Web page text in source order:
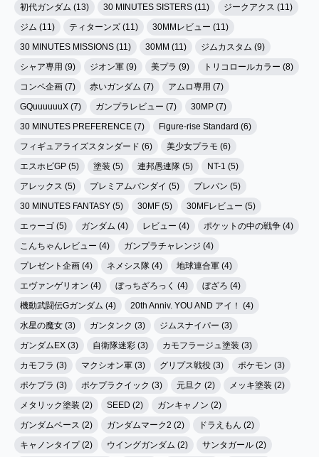
初代ガンダム (13)
30 MINUTES SISTERS (11)
ジークアクス (11)
ジム (11)
ティターンズ (11)
30MMレビュー (11)
30 MINUTES MISSIONS (11)
30MM (11)
ジムカスタム (9)
シャア専用 (9)
ジオン軍 (9) 美プラ (9)
トリコロールカラー (8)
コンペ企画 (7)
赤いガンダム (7)
アムロ専用 (7)
GQuuuuuuX (7)
ガンプラレビュー (7)
30MP (7)
30 MINUTES PREFERENCE (7)
Figure-rise Standard (6)
フィギュアライズスタンダード (6)
美少女プラモ (6)
エスホビGP (5)
塗装 (5) 連邦愚連隊 (5)
NT-1 (5)
アレックス (5)
プレミアムバンダイ (5)
プレバン (5)
30 MINUTES FANTASY (5)
30MF (5)
30MFレビュー (5)
エゥーゴ (5)
ガンダム (4) レビュー (4)
ポケットの中の戦争 (4)
こんちゃんレビュー (4)
ガンプラチャレンジ (4)
プレゼント企画 (4)
ネメシス隊 (4)
地球連合軍 (4)
エヴァンゲリオン (4)
ぼっちざろっく (4)
ぼざろ (4)
機動武闘伝Gガンダム (4)
20th Anniv. YOU AND アイ！ (4)
水星の魔女 (3)
ガンタンク (3)
ジムスナイパー (3)
ガンダムEX (3)
自衛隊迷彩 (3)
カモフラージュ塗装 (3)
カモフラ (3)
マクシオン軍 (3) グリプス戦役 (3)
ポケモン (3)
ポケプラ (3)
ポケプラクイック (3) 元旦ク (2)
メッキ塗装 (2)
メタリック塗装 (2)
SEED (2)
ガンキャノン (2)
ガンダムベース (2)
ガンダムマーク2 (2)
ドラえもん (2)
キャノンタイプ (2)
ウイングガンダム (2)
サンタガール (2)